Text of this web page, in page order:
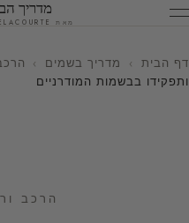
מדריך
מאת SYLVAINE DELACOURTE
דף הבית › מדריך בשמים ›
ותפקידו בבשמות המודרניים
הרכב